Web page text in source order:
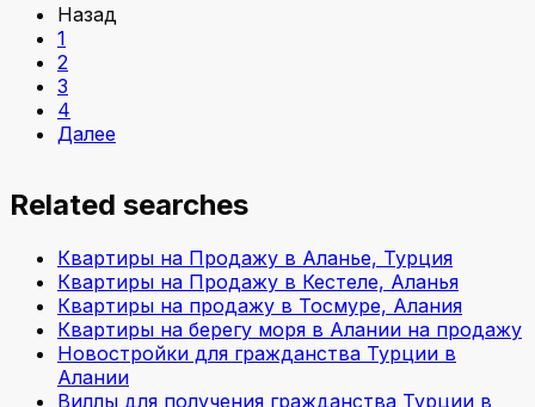
Назад
1
2
3
4
Далее
Related searches
Квартиры на Продажу в Аланье, Турция
Квартиры на Продажу в Кестеле, Аланья
Квартиры на продажу в Тосмуре, Алания
Квартиры на берегу моря в Алании на продажу
Новостройки для гражданства Турции в
Алании
Виллы для получения гражданства Турции в